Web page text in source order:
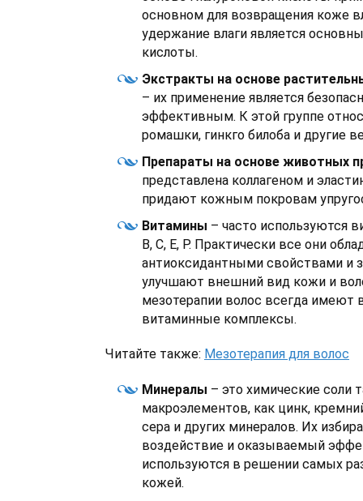
основном для возвращения коже
удержание влаги является
кислоты.
Экстракты на основе
– их применение является
эффективным. К этой группе
ромашки, гинкго билоба и другие
Препараты на основе животных
представлена коллагеном и
придают кожным покровам
Витамины – часто используются
В, С, Е, Р. Практически все они
антиоксидантными свойствами и
улучшают внешний вид кожи и
мезотерапии волос всегда имеют
витаминные комплексы.
Читайте также: Мезотерапия для волос
Минералы – это химические соли
макроэлементов, как цинк,
сера и других минералов. Их
воздействие и оказываемый
используются в решении самых
кожей.